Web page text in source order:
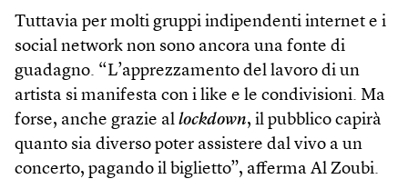
Tuttavia per molti gruppi indipendenti internet e i
social network non sono ancora una fonte di
guadagno. “L’apprezzamento del lavoro di un
artista si manifesta con i like e le condivisioni. Ma
forse, anche grazie al lockdown, il pubblico capirà
quanto sia diverso poter assistere dal vivo a un
concerto, pagando il biglietto”, afferma Al Zoubi.